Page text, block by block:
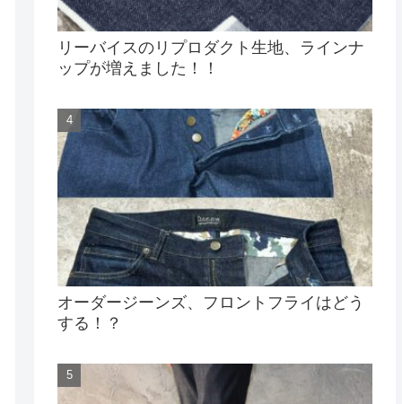
リーバイスのリプロダクト生地、ラインナ
ップが増えました！！
オーダージーンズ、フロントフライはどう
する！？